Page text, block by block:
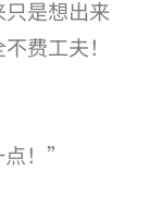
是想出来
费工夫！
！”